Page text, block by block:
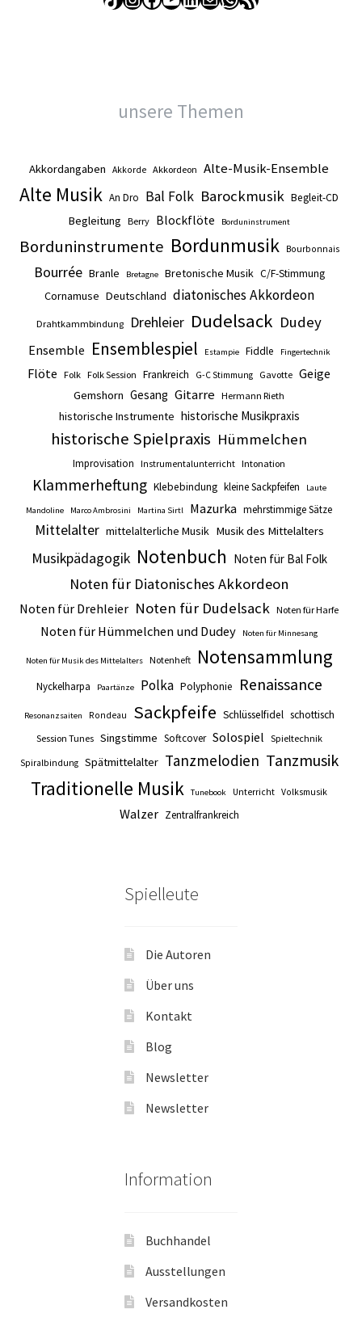
unsere Themen
Akkordangaben Akkorde Akkordeon Alte-Musik-Ensemble
Alte Musik An Dro Bal Folk Barockmusik Begleit-CD
Begleitung Berry Blockflöte Borduninstrument
Borduninstrumente Bordunmusik Bourbonnais
Bourrée Branle Bretagne Bretonische Musik C/F-Stimmung
Cornamuse Deutschland diatonisches Akkordeon
Drahtkammbindung Drehleier Dudelsack Dudey
Ensemble Ensemblespiel Estampie Fiddle Fingertechnik
Flöte Folk Folk Session Frankreich G-C Stimmung Gavotte Geige
Gemshorn Gesang Gitarre Hermann Rieth
historische Instrumente historische Musikpraxis
historische Spielpraxis Hümmelchen
Improvisation Instrumentalunterricht Intonation
Klammerheftung Klebebindung kleine Sackpfeifen Laute
Mandoline Marco Ambrosini Martina Sirtl Mazurka mehrstimmige Sätze
Mittelalter mittelalterliche Musik Musik des Mittelalters
Musikpädagogik Notenbuch Noten für Bal Folk
Noten für Diatonisches Akkordeon
Noten für Drehleier Noten für Dudelsack Noten für Harfe
Noten für Hümmelchen und Dudey Noten für Minnesang
Noten für Musik des Mittelalters Notenheft Notensammlung
Nyckelharpa Paartänze Polka Polyphonie Renaissance
Resonanzsaiten Rondeau Sackpfeife Schlüsselfidel schottisch
Session Tunes Singstimme Softcover Solospiel Spieltechnik
Spiralbindung Spätmittelalter Tanzmelodien Tanzmusik
Traditionelle Musik Tunebook Unterricht Volksmusik
Walzer Zentralfrankreich
Spielleute
Die Autoren
Über uns
Kontakt
Blog
Newsletter
Newsletter
Information
Buchhandel
Ausstellungen
Versandkosten